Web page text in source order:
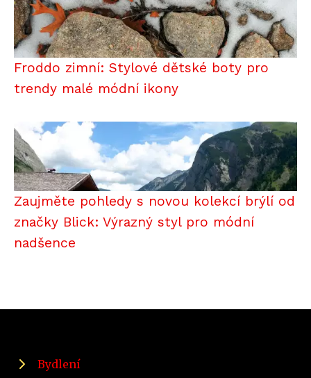
Froddo zimní: Stylové dětské boty pro
trendy malé módní ikony
Zaujměte pohledy s novou kolekcí brýlí od
značky Blick: Výrazný styl pro módní
nadšence
Bydlení